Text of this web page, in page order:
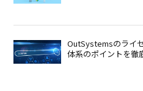
OutSystemsのライ
体系のポイントを徹